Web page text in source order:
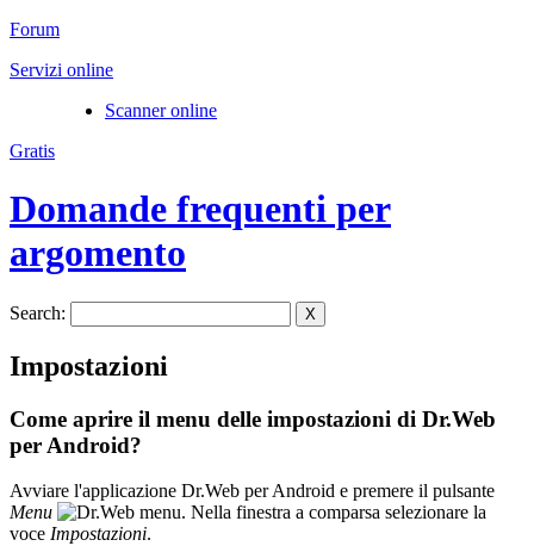
Forum
Servizi online
Scanner online
Gratis
Domande frequenti per
argomento
Search: X
Impostazioni
Come aprire il menu delle impostazioni di Dr.Web
per Android?
Avviare l'applicazione Dr.Web per Android e premere il pulsante
Menu
. Nella finestra a comparsa selezionare la
voce Impostazioni.